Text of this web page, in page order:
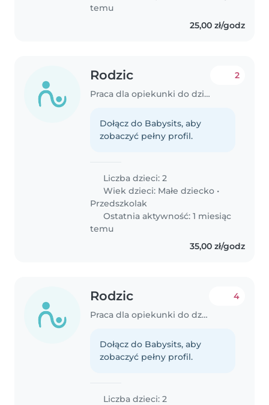
temu
25,00 zł/godz
Rodzic
Praca dla opiekunki do dziecka w Zabierzów
2
Dołącz do Babysits, aby
zobaczyć pełny profil.
Liczba dzieci: 2
Wiek dzieci: Małe dziecko •
Przedszkolak
Ostatnia aktywność: 1 miesiąc
temu
35,00 zł/godz
Rodzic
Praca dla opiekunki do dziecka w Koluszki
4
Dołącz do Babysits, aby
zobaczyć pełny profil.
Liczba dzieci: 2